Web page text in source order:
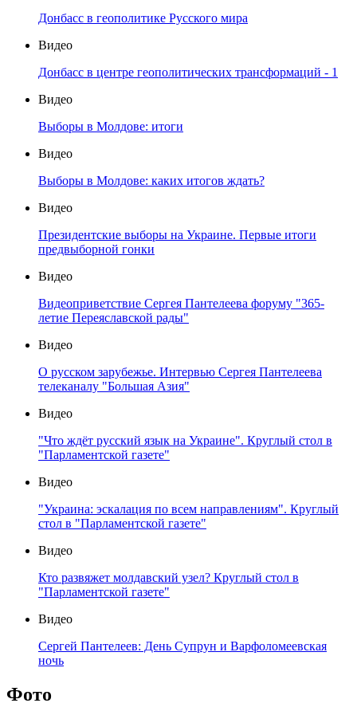
Донбасс в геополитике Русского мира
Видео
Донбасс в центре геополитических трансформаций - 1
Видео
Выборы в Молдове: итоги
Видео
Выборы в Молдове: каких итогов ждать?
Видео
Президентские выборы на Украине. Первые итоги
предвыборной гонки
Видео
Видеоприветствие Сергея Пантелеева форуму "365-
летие Переяславской рады"
Видео
О русском зарубежье. Интервью Сергея Пантелеева
телеканалу "Большая Азия"
Видео
"Что ждёт русский язык на Украине". Круглый стол в
"Парламентской газете"
Видео
"Украина: эскалация по всем направлениям". Круглый
стол в "Парламентской газете"
Видео
Кто развяжет молдавский узел? Круглый стол в
"Парламентской газете"
Видео
Сергей Пантелеев: День Супрун и Варфоломеевская
ночь
Фото